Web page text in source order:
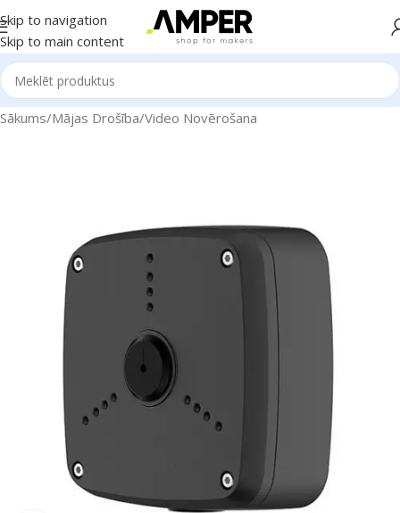
Skip to navigation
Skip to main content
Sākums/Mājas Drošība/Video Novērošana